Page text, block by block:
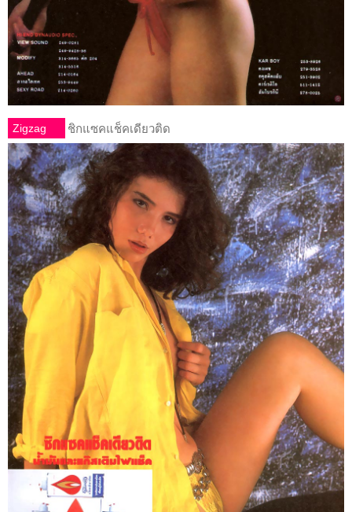
Zigzag ชิกแซคแช็คเดียวติด